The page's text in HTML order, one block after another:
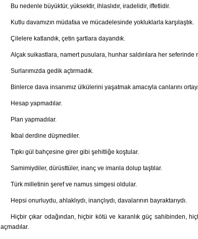
Bu nedenle büyüktür, yüksektir, ihlaslıdır, iradelidir, iffetlidir.
Kutlu davamızın müdafaa ve mücadelesinde yokluklarla karşılaştık.
Çilelere katlandık, çetin şartlara dayandık.
Alçak suikastlara, namert pusulara, hunhar saldırılara her seferinde
Surlarımızda gedik açtırmadık.
Binlerce dava insanımız ülkülerini yaşatmak amacıyla canlarını
Hesap yapmadılar.
Plan yapmadılar.
İkbal derdine düşmediler.
Tıpkı gül bahçesine girer gibi şehitliğe koştular.
Samimiydiler, dürüsttüler, inanç ve imanla dolup taştılar.
Türk milletinin şeref ve namus simgesi oldular.
Hepsi onurluydu, ahlaklıydı, inançlıydı, davalarının bayraktarıydı.
Hiçbir çıkar odağından, hiçbir kötü ve karanlık güç sahibinden,
açmadılar.